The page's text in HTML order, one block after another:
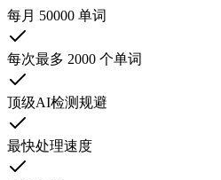
每月 50000 单词
每次最多 2000 个单词
顶级AI检测规避
最快处理速度